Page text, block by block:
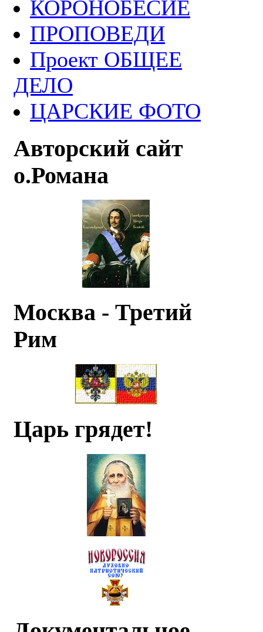
КОРОНОБЕСИЕ
ПРОПОВЕДИ
Проект ОБЩЕЕ
ДЕЛО
ЦАРСКИЕ ФОТО
Авторский сайт
о.Романа
Москва - Третий
Рим
Царь грядет!